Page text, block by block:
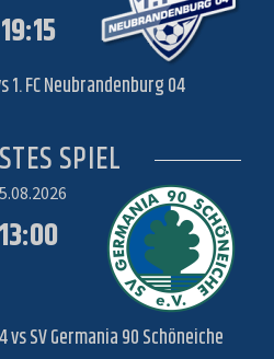
19:15
1. FC Neubrandenburg 04
SPIEL
13:00
vs SV Germania 90 Schöneiche